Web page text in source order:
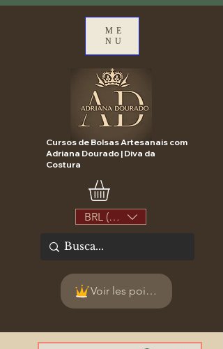
ME
NU
Cursos de Bolsas Artesanais com
Adriana Dourado | Diva da
Costura
BRL (R$)
Voir les points